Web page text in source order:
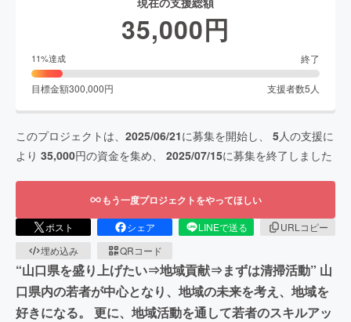
35,000円
11%達成 終了
目標金額300,000円 支援者数5 人
このプロジェクトは、 2025/06/21に募集を開始し、 5人の支援に
より 35,000円の資金を集め、 2025/07/15に募集を終了しました
もう一度プロジェクトをやってほしい
ポスト シェア LINEで送る
URLコピー
埋め込み
QRコード
“山口県を盛り上げたい⇒地域貢献⇒まずは清掃活動” 山
口県内の若者が中心となり、地域の未来を考え、地域を
好きになる。 更に、地域活動を通して若者のスキルアッ